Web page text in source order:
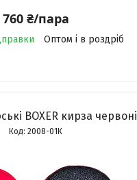
760 ₴/пара
Оптом і в роздріб
BOXER кирза червоні
2008-01К